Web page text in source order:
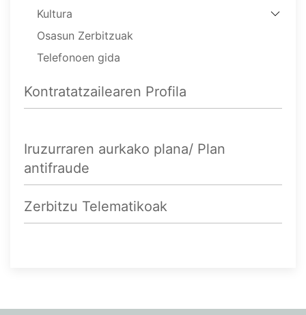
Kultura
Osasun Zerbitzuak
Telefonoen gida
Kontratatzailearen Profila
Iruzurraren aurkako plana/ Plan
antifraude
Zerbitzu Telematikoak